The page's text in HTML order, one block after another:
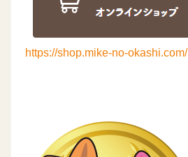
https://shop.mike-no-okashi.com/